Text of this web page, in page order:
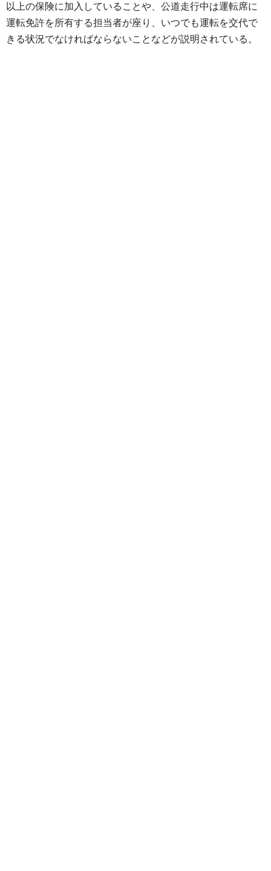
以上の保険に加入していることや、公道走行中は運転席に
運転免許を所有する担当者が座り、いつでも運転を交代で
きる状況でなければならないことなどが説明されている。